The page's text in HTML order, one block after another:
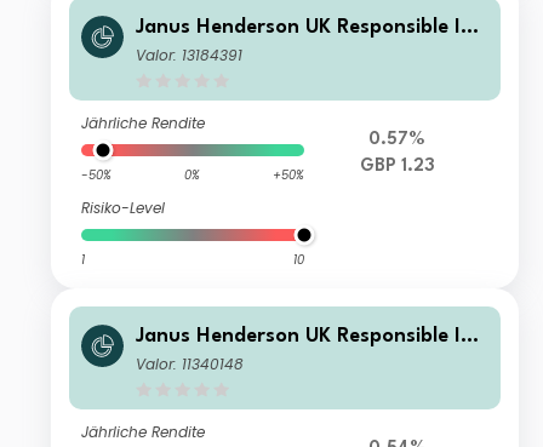
Janus Henderson UK Responsible Inc
ome Fund G Inc
Valor: 13184391
Jährliche Rendite
-50% 0% +50%
Risiko-Level
1 10
0.57%
GBP 1.23
Janus Henderson UK Responsible Inc
ome Fund I Acc
Valor: 11340148
Jährliche Rendite